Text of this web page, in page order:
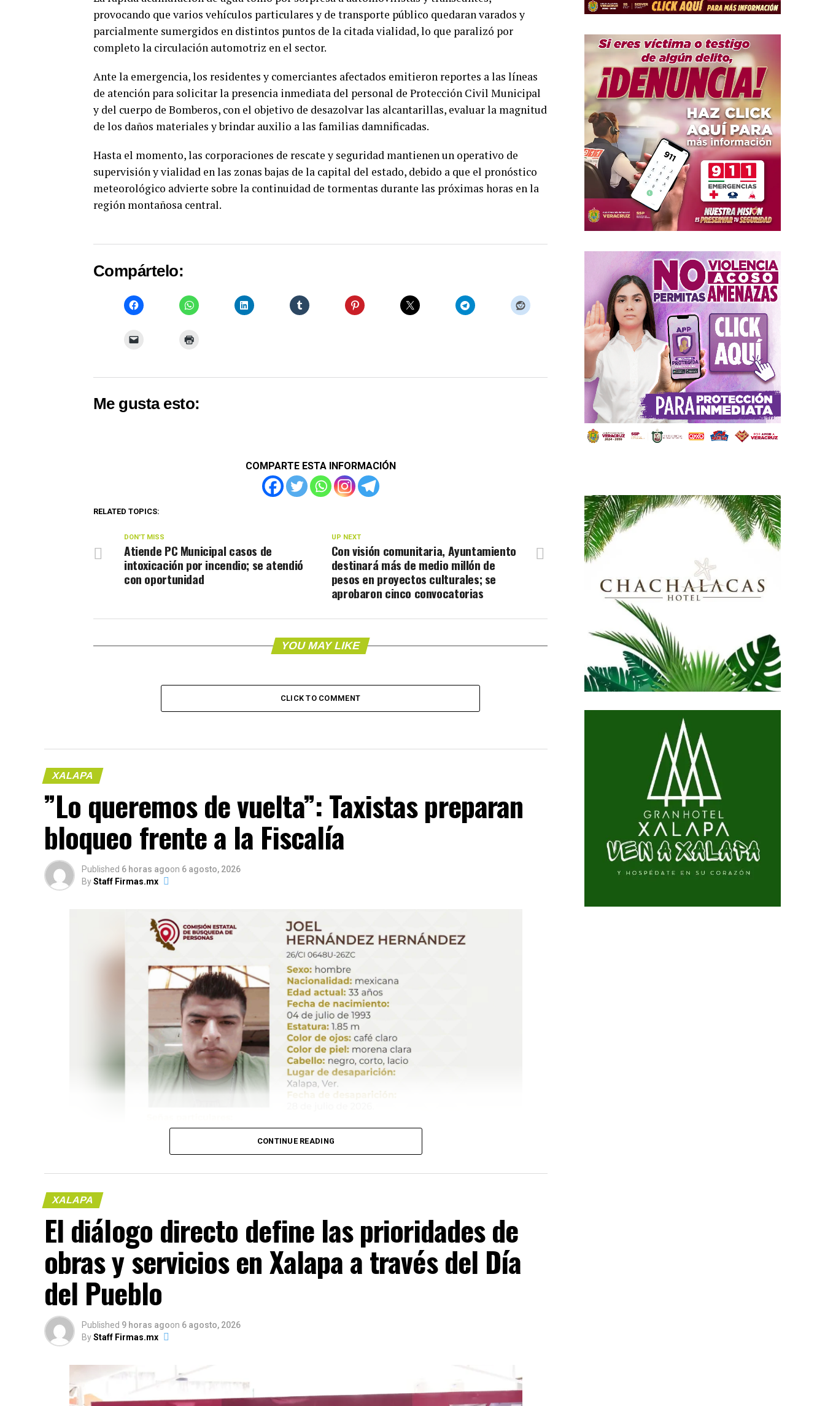
provocando que varios vehículos particulares y de transporte público quedaran varados y
parcialmente sumergidos en distintos puntos de la citada vialidad, lo que paralizó por
completo la circulación automotriz en el sector.
​Ante la emergencia, los residentes y comerciantes afectados emitieron reportes a las líneas
de atención para solicitar la presencia inmediata del personal de Protección Civil Municipal
y del cuerpo de Bomberos, con el objetivo de desazolvar las alcantarillas, evaluar la magnitud
de los daños materiales y brindar auxilio a las familias damnificadas.
​Hasta el momento, las corporaciones de rescate y seguridad mantienen un operativo de
supervisión y vialidad en las zonas bajas de la capital del estado, debido a que el pronóstico
meteorológico advierte sobre la continuidad de tormentas durante las próximas horas en la
región montañosa central.
Compártelo:
Me gusta esto:
COMPARTE ESTA INFORMACIÓN
RELATED TOPICS:
UP NEXT
Con visión comunitaria, Ayuntamiento
destinará más de medio millón de
pesos en proyectos culturales; se
aprobaron cinco convocatorias
DON'T MISS
Atiende PC Municipal casos de
intoxicación por incendio; se atendió
con oportunidad
YOU MAY LIKE
CLICK TO COMMENT
XALAPA
​”Lo queremos de vuelta”: Taxistas preparan
bloqueo frente a la Fiscalía
Published 6 horas agoon 6 agosto, 2026
ByStaff Firmas.mx
(más…)
CONTINUE READING
XALAPA
El diálogo directo define las prioridades de
obras y servicios en Xalapa a través del Día
del Pueblo
Published 9 horas agoon 6 agosto, 2026
ByStaff Firmas.mx